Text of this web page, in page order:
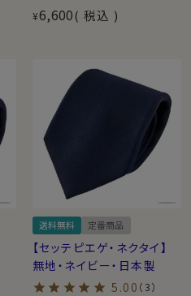
¥6,600 税込
送料無料 定番商品
【セッテピエゲ・ネクタイ】
無地・ネイビー・日本製
5.00 （3）